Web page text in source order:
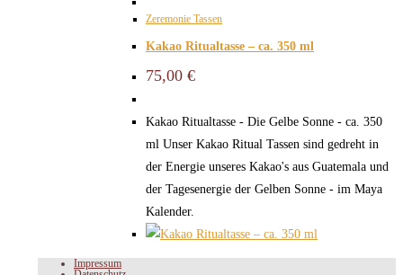
Zeremonie Tassen
Kakao Ritualtasse – ca. 350 ml
75,00 €
Kakao Ritualtasse - Die Gelbe Sonne - ca. 350
ml Unser Kakao Ritual Tassen sind gedreht in
der Energie unseres Kakao's aus Guatemala und
der Tagesenergie der Gelben Sonne - im Maya
Kalender.
Impressum